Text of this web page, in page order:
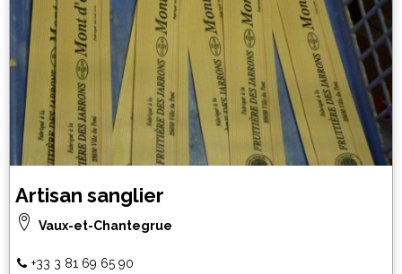
Artisan sanglier
Vaux-et-Chantegrue
+33 3 81 69 65 90